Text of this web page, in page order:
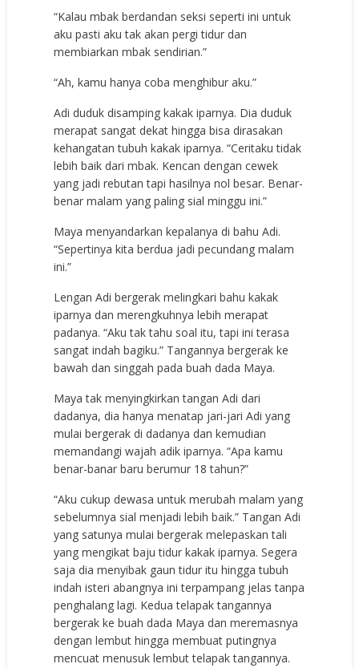
“Kalau mbak berdandan seksi seperti ini untuk
aku pasti aku tak akan pergi tidur dan
membiarkan mbak sendirian.”
“Ah, kamu hanya coba menghibur aku.”
Adi duduk disamping kakak iparnya. Dia duduk
merapat sangat dekat hingga bisa dirasakan
kehangatan tubuh kakak iparnya. “Ceritaku tidak
lebih baik dari mbak. Kencan dengan cewek
yang jadi rebutan tapi hasilnya nol besar. Benar-
benar malam yang paling sial minggu ini.”
Maya menyandarkan kepalanya di bahu Adi.
“Sepertinya kita berdua jadi pecundang malam
ini.”
Lengan Adi bergerak melingkari bahu kakak
iparnya dan merengkuhnya lebih merapat
padanya. “Aku tak tahu soal itu, tapi ini terasa
sangat indah bagiku.” Tangannya bergerak ke
bawah dan singgah pada buah dada Maya.
Maya tak menyingkirkan tangan Adi dari
dadanya, dia hanya menatap jari-jari Adi yang
mulai bergerak di dadanya dan kemudian
memandangi wajah adik iparnya. “Apa kamu
benar-banar baru berumur 18 tahun?”
“Aku cukup dewasa untuk merubah malam yang
sebelumnya sial menjadi lebih baik.” Tangan Adi
yang satunya mulai bergerak melepaskan tali
yang mengikat baju tidur kakak iparnya. Segera
saja dia menyibak gaun tidur itu hingga tubuh
indah isteri abangnya ini terpampang jelas tanpa
penghalang lagi. Kedua telapak tangannya
bergerak ke buah dada Maya dan meremasnya
dengan lembut hingga membuat putingnya
mencuat menusuk lembut telapak tangannya.